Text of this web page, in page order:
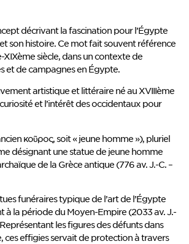
décrivant la fascination pour l’Égypte
son histoire. Ce mot fait souvent référence
XIXème siècle, dans un contexte de
et de campagnes en Égypte.
artistique et littéraire né au XVIIIème
et l’intérêt des occidentaux pour
κοῦρος, soit « jeune homme »), pluriel
désignant une statue de jeune homme
de la Grèce antique (776 av. J.-C. –
funéraires typique de l’art de l’Égypte
à la période du Moyen-Empire (2033 av. J.-
Représentant les figures des défunts dans
ces effigies servait de protection à travers